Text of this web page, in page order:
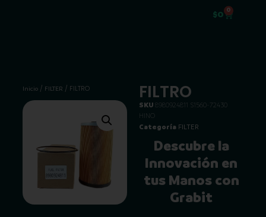
$0 0
Inicio/ FILTER / FILTRO FILTRO
SKU 8980924811 S1560-72430
HINO
Categoría FILTER
Descubre la
Innovación en
tus Manos con
Grabit